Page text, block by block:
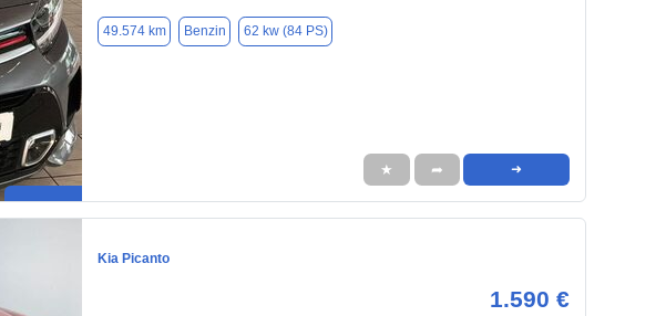
49.574 km Benzin 62 kw (84 PS)
★ ➦ ➜
Kia Picanto
1.590 €